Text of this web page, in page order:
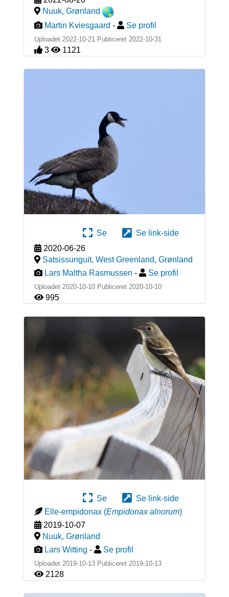
Nuuk, Grønland
Martin Kviesgaard - Se profil
Uploadet 2022-10-21 Publiceret 2022-10-31
3 1121
Se
Se link-side
2020-06-26
Satsissunguit, West Greenland, Grønland
Lars Maltha Rasmussen - Se profil
Uploadet 2020-10-10 Publiceret 2020-10-10
995
Se
Se link-side
Elle-empidonax (Empidonax alnorum)
2019-10-07
Nuuk, Grønland
Lars Witting - Se profil
Uploadet 2019-10-13 Publiceret 2019-10-13
2128